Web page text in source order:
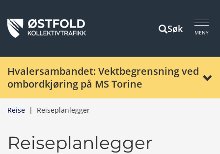
Søk MENY
Hvalersambandet: Vektbegrensning ved
ombordkjøring på MS Torine
Reiseplanlegger
|
Reise
Reiseplanlegger